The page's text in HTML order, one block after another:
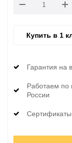
Купить в 1
Гарантия на
Работаем по
России
Сертификаты